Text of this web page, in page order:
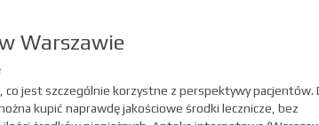
Warszawie
co jest szczególnie korzystne z perspektywy pacjentów.
kupić naprawdę jakościowe środki lecznicze, bez